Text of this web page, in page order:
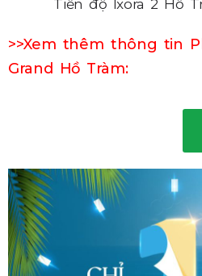
Tiến độ Ixora 2 Hồ
>>Xem thêm thông tin
Grand Hồ Tràm: